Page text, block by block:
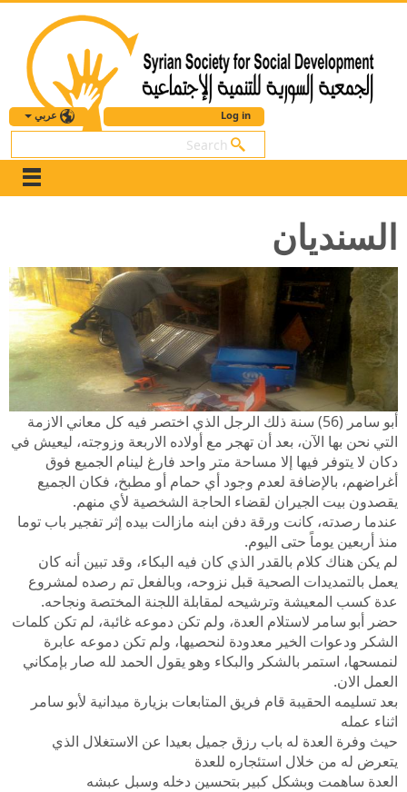
عربي Log in
بحث
السنديان
أبو سامر (56) سنة ذلك الرجل الذي اختصر فيه كل معاني الازمة
التي نحن بها الآن، بعد أن تهجر مع أولاده الاربعة وزوجته، ليعيش في
دكان لا يتوفر فيها إلا مساحة متر واحد فارغ لينام الجميع فوق
أغراضهم، بالإضافة لعدم وجود أي حمام أو مطبخ، فكان الجميع
يقصدون بيت الجيران لقضاء الحاجة الشخصية لأي منهم.
عندما رصدته، كانت ورقة دفن ابنه مازالت بيده إثر تفجير باب توما
منذ أربعين يوماً حتى اليوم.
لم يكن هناك كلام بالقدر الذي كان فيه البكاء، وقد تبين أنه كان
يعمل بالتمديدات الصحية قبل نزوحه، وبالفعل تم رصده لمشروع
عدة كسب المعيشة وترشيحه لمقابلة اللجنة المختصة ونجاحه.
حضر أبو سامر لاستلام العدة، ولم تكن دموعه غائبة، لم تكن كلمات
الشكر ودعوات الخير معدودة لنحصيها، ولم تكن دموعه عابرة
لنمسحها، استمر بالشكر والبكاء وهو يقول الحمد لله صار بإمكاني
العمل الان.
بعد تسليمه الحقيبة قام فريق المتابعات بزيارة ميدانية لأبو سامر
اثناء عمله
حيث وفرة العدة له باب رزق جميل بعيدا عن الاستغلال الذي
يتعرض له من خلال استئجاره للعدة
العدة ساهمت وبشكل كبير بتحسين دخله وسبل عبشه